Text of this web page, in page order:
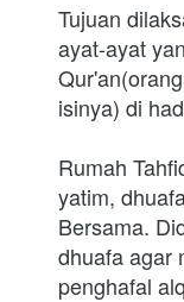
Tujuan
ayat-ayat
isinya) di
Rumah
yatim,
Bersama.
dhuafa agar
penghafal